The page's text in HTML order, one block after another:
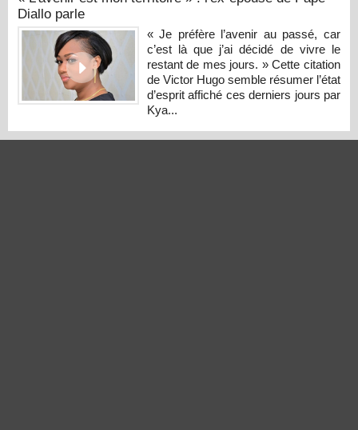
Diallo parle
« Je préfère l’avenir au passé, car
c’est là que j’ai décidé de vivre le
restant de mes jours. » Cette citation
de Victor Hugo semble résumer l’état
d’esprit affiché ces derniers jours par
Kya...